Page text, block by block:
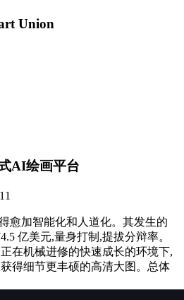
Union
AI绘画平台
加智能化和人道化。其发生的
亿美元,量身打制,提拔分辩率。
在机械进修的快速成长的环境下,
得细节更丰硕的高清大图。总体